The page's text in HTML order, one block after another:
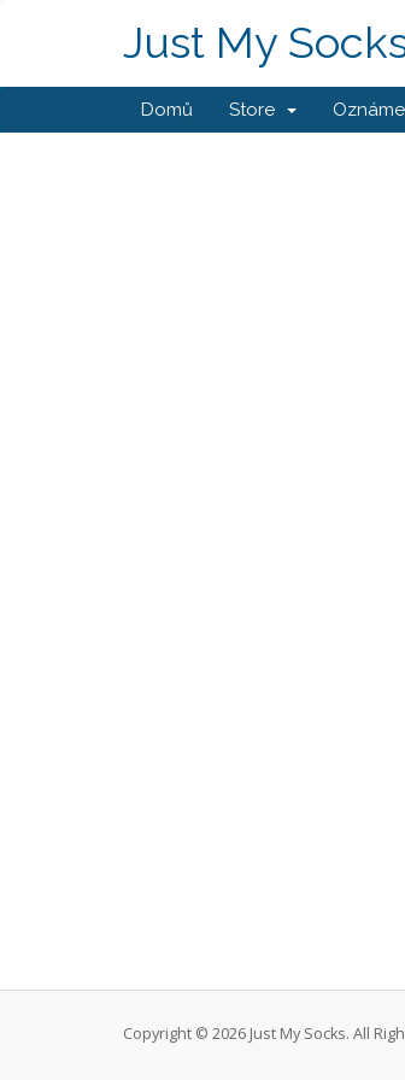
Just My
Domů Store
Copyright © 2026 Just My Socks. All